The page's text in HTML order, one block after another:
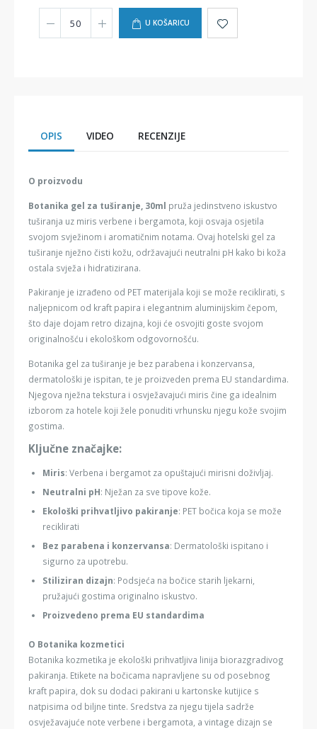
U KOŠARICU
OPIS VIDEO RECENZIJE
O proizvodu
Botanika gel za tuširanje, 30ml pruža jedinstveno iskustvo
tuširanja uz miris verbene i bergamota, koji osvaja osjetila
svojom svježinom i aromatičnim notama. Ovaj hotelski gel za
tuširanje nježno čisti kožu, održavajući neutralni pH kako bi koža
ostala svježa i hidratizirana.
Pakiranje je izrađeno od PET materijala koji se može reciklirati, s
naljepnicom od kraft papira i elegantnim aluminijskim čepom,
što daje dojam retro dizajna, koji će osvojiti goste svojom
originalnošću i ekološkom odgovornošću.
Botanika gel za tuširanje je bez parabena i konzervansa,
dermatološki je ispitan, te je proizveden prema EU standardima.
Njegova nježna tekstura i osvježavajući miris čine ga idealnim
izborom za hotele koji žele ponuditi vrhunsku njegu kože svojim
gostima.
Ključne značajke:
Miris: Verbena i bergamot za opuštajući mirisni doživljaj.
Neutralni pH: Nježan za sve tipove kože.
Ekološki prihvatljivo pakiranje: PET bočica koja se može
reciklirati
Bez parabena i konzervansa: Dermatološki ispitano i
sigurno za upotrebu.
Stiliziran dizajn: Podsjeća na bočice starih ljekarni,
pružajući gostima originalno iskustvo.
Proizvedeno prema EU standardima
O Botanika kozmetici
Botanika kozmetika je ekološki prihvatljiva linija biorazgradivog
pakiranja. Etikete na bočicama napravljene su od posebnog
kraft papira, dok su dodaci pakirani u kartonske kutijice s
natpisima od biljne tinte. Sredstva za njegu tijela sadrže
osvježavajuće note verbene i bergamota, a vintage dizajn se